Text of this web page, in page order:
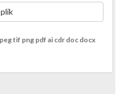
tif png pdf ai cdr doc docx